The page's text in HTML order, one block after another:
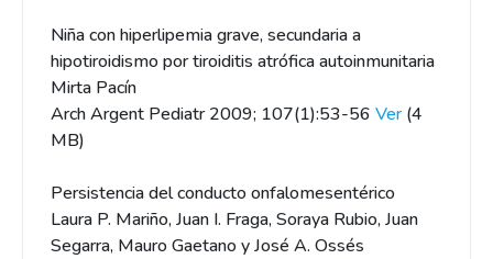
Niña con hiperlipemia grave, secundaria a
hipotiroidismo por tiroiditis atrófica autoinmunitaria
Mirta Pacín
Arch Argent Pediatr 2009; 107(1):53-56 Ver(4
MB)
Persistencia del conducto onfalomesentérico
Laura P. Mariño, Juan I. Fraga, Soraya Rubio, Juan
Segarra, Mauro Gaetano y José A. Ossés